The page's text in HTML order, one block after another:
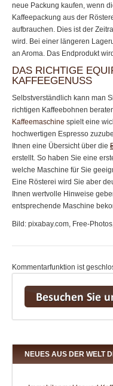
neue Packung kaufen, wenn
Kaffeepackung aus der
aufbrauchen. Dies ist der
wird. Bei einer längeren
an Aroma. Das Endprodukt
DAS RICHTIGE
KAFFEEGENUSS
Selbstverständlich kann man
richtigen Kaffeebohnen
Kaffeemaschine spielt eine
hochwertigen Espresso
Ihnen eine Übersicht über die
erstellt. So haben Sie eine
welche Maschine für Sie
Eine Rösterei wird Sie aber
Ihnen wertvolle Hinweise
entsprechende Maschine
Bild: pixabay.com, Free-
Kommentarfunktion ist
NEUES AUS DER WELT